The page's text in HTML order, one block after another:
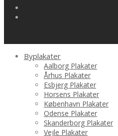
Byplakater
Aalborg Plakater
Århus Plakater
Esbjerg Plakater
Horsens Plakater
København Plakater
Odense Plakater
Skanderborg Plakater
Vejle Plakater